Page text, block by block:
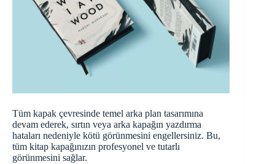
Tüm kapak çevresinde temel arka plan tasarımına
devam ederek, sırtın veya arka kapağın yazdırma
hataları nedeniyle kötü görünmesini engellersiniz. Bu,
tüm kitap kapağınızın profesyonel ve tutarlı
görünmesini sağlar.